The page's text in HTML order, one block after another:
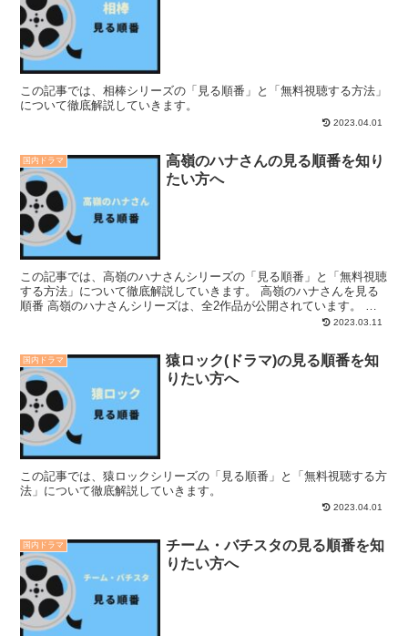
この記事では、相棒シリーズの「見る順番」と「無料視聴する方法」
について徹底解説していきます。
2023.04.01
国内ドラマ
高嶺のハナさんの見る順番を知り
たい方へ
この記事では、高嶺のハナさんシリーズの「見る順番」と「無料視聴
する方法」について徹底解説していきます。 高嶺のハナさんを見る
順番 高嶺のハナさんシリーズは、全2作品が公開されています。 高
嶺のハナさんシリーズを見る順番は、以下の順番で見るこ...2023.03.11
国内ドラマ
猿ロック(ドラマ)の見る順番を知
りたい方へ
この記事では、猿ロックシリーズの「見る順番」と「無料視聴する方
法」について徹底解説していきます。
2023.04.01
国内ドラマ
チーム・バチスタの見る順番を知
りたい方へ